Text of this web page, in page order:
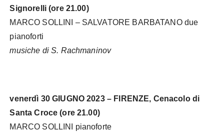
Signorelli (ore 21.00)
MARCO SOLLINI – SALVATORE BARBATANO due
pianoforti
musiche di S. Rachmaninov
venerdì 30 GIUGNO 2023 – FIRENZE, Cenacolo di
Santa Croce (ore 21.00)
MARCO SOLLINI pianoforte